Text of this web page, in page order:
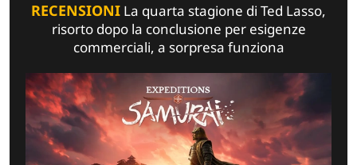
RECENSIONI La quarta stagione di Ted Lasso,
risorto dopo la conclusione per esigenze
commerciali, a sorpresa funziona